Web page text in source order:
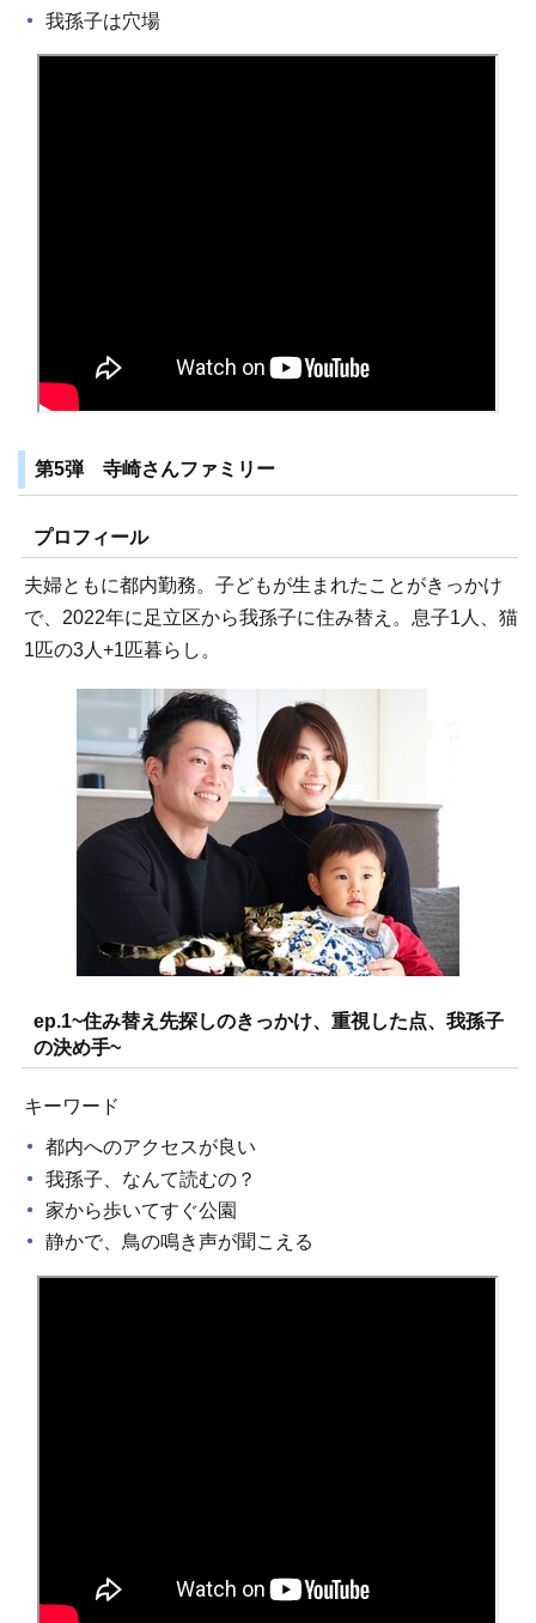
我孫子は穴場
第5弾 寺崎さんファミリー
プロフィール
夫婦ともに都内勤務。子どもが生まれたことがきっかけ
で、2022年に足立区から我孫子に住み替え。息子1人、猫
1匹の3人+1匹暮らし。
ep.1~住み替え先探しのきっかけ、重視した点、我孫子
の決め手~
キーワード
都内へのアクセスが良い
我孫子、なんて読むの？
家から歩いてすぐ公園
静かで、鳥の鳴き声が聞こえる